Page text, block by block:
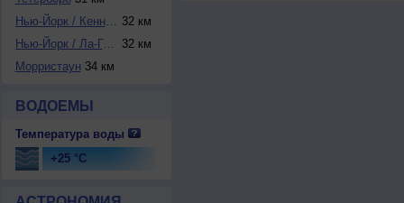
Нью-Йорк / Кеннед... 32 км
Нью-Йорк / Ла-Гуа...
32 км
Морристаун 34 км
ВОДОЕМЫ
Температура воды
+25 °C